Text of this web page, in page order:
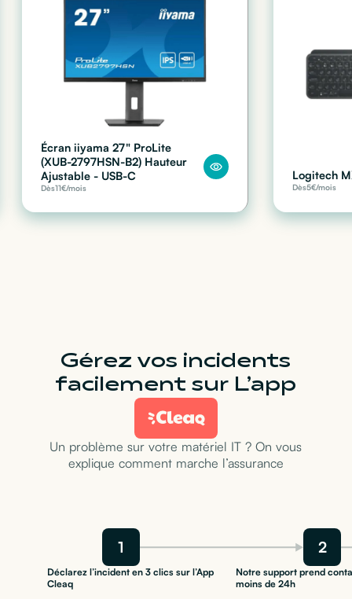
Écran iiyama 27" ProLite
(XUB-2797HSN-B2) Hauteur
Ajustable - USB-C
Dès11€/mois
Logitech
Dès5€/mois
Gérez vos incidents
facilement sur L’app
Un problème sur votre matériel IT ? On vous
explique comment marche l’assurance
1 2
Déclarez l’incident en 3 clics sur l’App
Cleaq
Notre support prend
moins de 24h